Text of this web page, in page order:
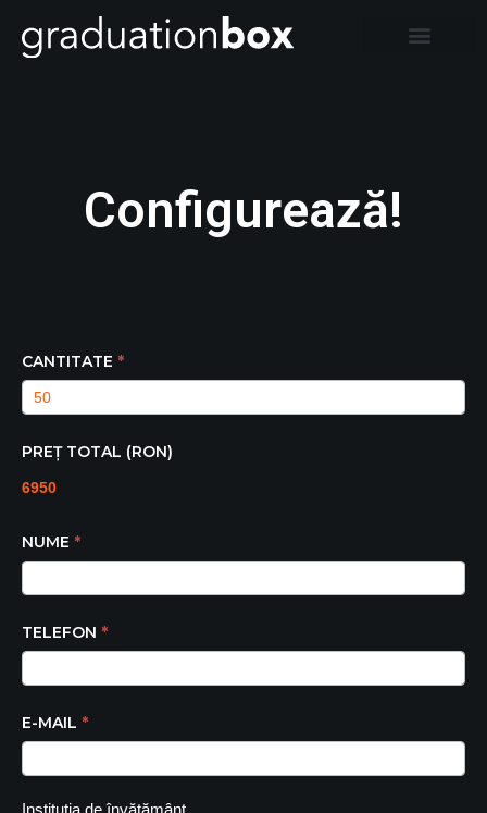
Configurează!
Event
Graduation
CANTITATE *
PREȚ TOTAL (RON)
NUME *
TELEFON *
E-MAIL *
Instituția de învățământ